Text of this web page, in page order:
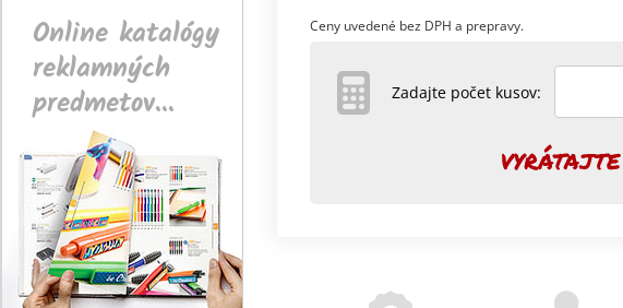
Online katalógy
reklamných
predmetov...
Ceny uvedené bez DPH a prepravy.
Zadajte počet kusov: